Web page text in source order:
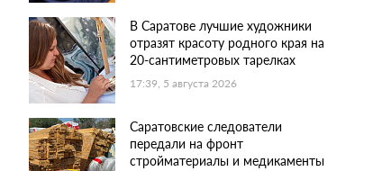
В Саратове лучшие художники
отразят красоту родного края на
20-сантиметровых тарелках
17:39, 5 августа 2026
Саратовские следователи
передали на фронт
стройматериалы и медикаменты